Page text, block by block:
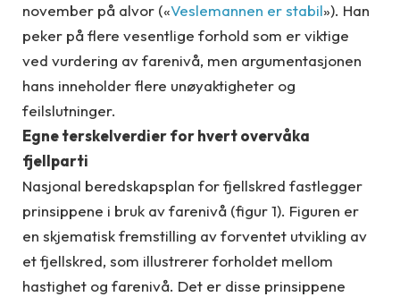
november på alvor («Veslemannen er stabil»). Han
peker på flere vesentlige forhold som er viktige
ved vurdering av farenivå, men argumentasjonen
hans inneholder flere unøyaktigheter og
feilslutninger.
Egne terskelverdier for hvert overvåka
fjellparti
Nasjonal beredskapsplan for fjellskred fastlegger
prinsippene i bruk av farenivå (figur 1). Figuren er
en skjematisk fremstilling av forventet utvikling av
et fjellskred, som illustrerer forholdet mellom
hastighet og farenivå. Det er disse prinsippene